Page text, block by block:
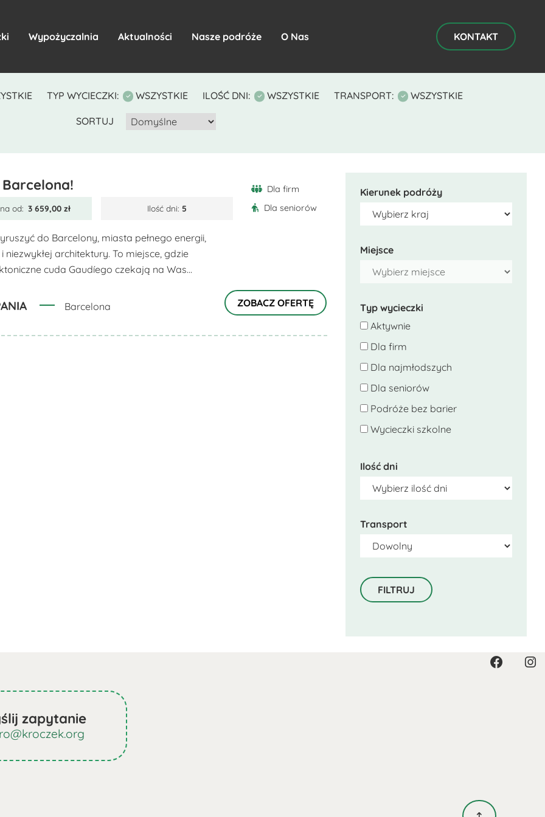
Wypożyczalnia Aktualności Nasze podróże O Nas KONTAKT
TYP WYCIECZKI: WSZYSTKIE ILOŚĆ DNI: WSZYSTKIE TRANSPORT: WSZYSTKIE
SORTUJ
Kierunek podróży
Miejsce
Typ wycieczki
Aktywnie
Dla firm
Dla najmłodszych
Dla seniorów
Podróże bez barier
Wycieczki szkolne
Ilość dni
Transport
od: 3 659,00 zł Ilość dni: 5
do Barcelony, miasta pełnego energii,
niezwykłej architektury. To miejsce, gdzie
cuda Gaudíego czekają na Was...
Barcelona
Dla firm
Dla seniorów
ZOBACZ OFERTĘ
zapytanie